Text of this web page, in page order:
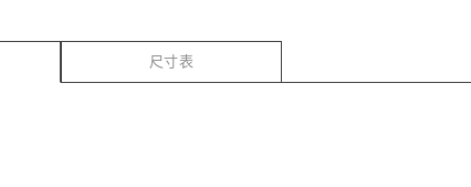
尺寸表